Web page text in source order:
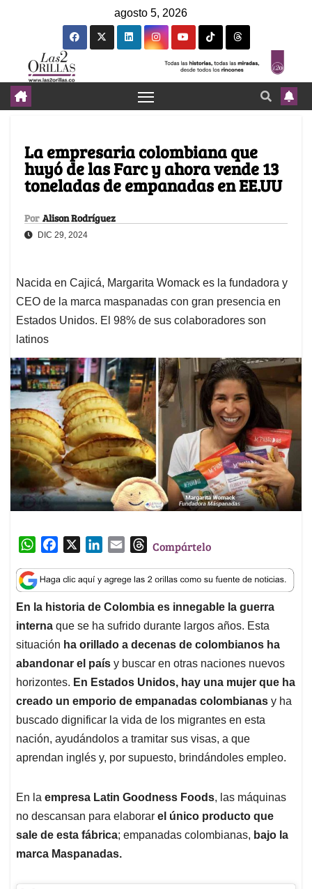
agosto 5, 2026
La empresaria colombiana que
huyó de las Farc y ahora vende 13
toneladas de empanadas en EE.UU
Por Alison Rodríguez
DIC 29, 2024
Nacida en Cajicá, Margarita Womack es la fundadora y
CEO de la marca maspanadas con gran presencia en
Estados Unidos. El 98% de sus colaboradores son
latinos
W
a
t
s
A
p
p
c
e
b
o
o
k
n
k
e
d
I
n
a
i
l
T
r
e
a
d
s
Compártelo
En la historia de Colombia es innegable la guerra
interna que se ha sufrido durante largos años. Esta
situación ha orillado a decenas de colombianos ha
abandonar el país y buscar en otras naciones nuevos
horizontes. En Estados Unidos, hay una mujer que ha
creado un emporio de empanadas colombianas y ha
buscado dignificar la vida de los migrantes en esta
nación, ayudándolos a tramitar sus visas, a que
aprendan inglés y, por supuesto, brindándoles empleo.
En la empresa Latin Goodness Foods, las máquinas
no descansan para elaborar el único producto que
sale de esta fábrica; empanadas colombianas, bajo la
marca Maspanadas.